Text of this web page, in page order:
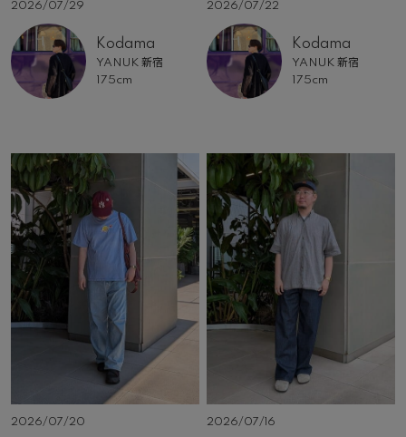
2026/07/29
Kodama
YANUK 新宿
175cm
2026/07/22
Kodama
YANUK 新宿
175cm
2026/07/20 2026/07/16